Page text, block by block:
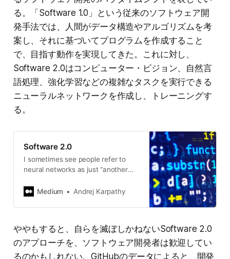
る。「Software 1.0」という従来のソフトウェア開
発手法では、人間がデータ構造やアルゴリズムを考
案し、それに基づいてプログラムを作成すること
で、目指す動作を実現してきた。これに対し、
Software 2.0はコンピューター・ビジョン、自然言
語処理、強化学習などの複雑なタスクを実行できる
ニューラルネットワークを作成し、トレーニングす
る。
Software 2.0
I sometimes see people refer to
neural networks as just “another
toolbox”. They have some pros and
Medium Andrej Karpathy
ややもすると、自らを滅ぼしかねないSoftware 2.0
のアプローチを、ソフトウェア開発者は歓迎してい
るのかもしれない。GitHubのデータによると、開発